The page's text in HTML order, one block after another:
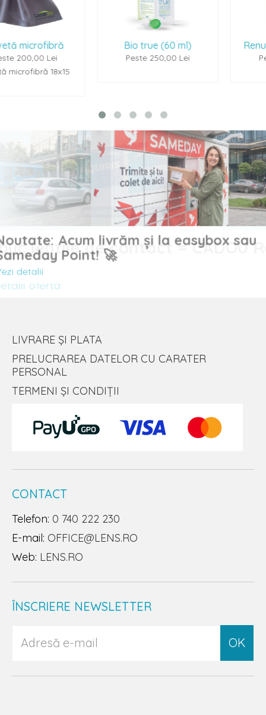
Bio true (60 ml)
Peste 250,00 Lei
Renu Multiplus
Peste 250,00 Lei
lentile de contact = CADOU
ofertă
Noutate: Acum livrăm și la easybox sau
Sameday Point! 🚀
Vezi detalii
LIVRARE ȘI PLATA
PRELUCRAREA DATELOR CU CARATER
PERSONAL
TERMENI ȘI CONDIȚII
CONTACT
Telefon: 0 740 222 230
E-mail: OFFICE@LENS.RO
Web: LENS.RO
ÎNSCRIERE NEWSLETTER
OK